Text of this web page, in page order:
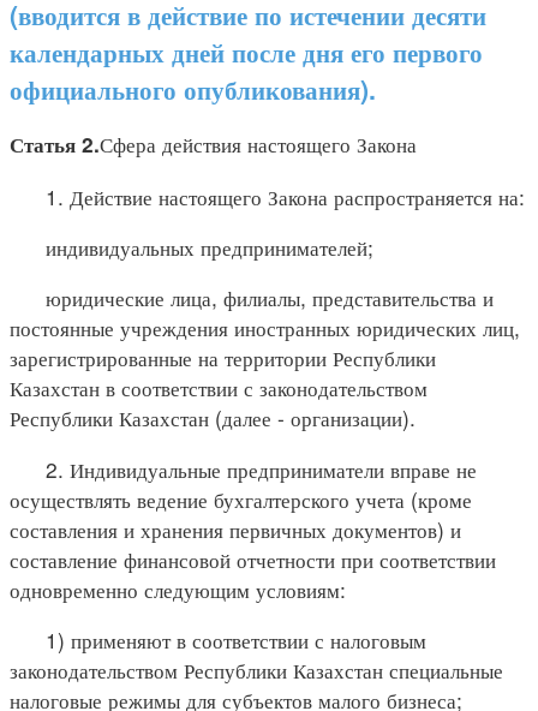
(вводится в действие по истечении десяти
календарных дней после дня его первого
официального опубликования).
Статья 2.Сфера действия настоящего Закона
1. Действие настоящего Закона распространяется на:
индивидуальных предпринимателей;
юридические лица, филиалы, представительства и
постоянные учреждения иностранных юридических лиц,
зарегистрированные на территории Республики
Казахстан в соответствии с законодательством
Республики Казахстан (далее - организации).
2. Индивидуальные предприниматели вправе не
осуществлять ведение бухгалтерского учета (кроме
составления и хранения первичных документов) и
составление финансовой отчетности при соответствии
одновременно следующим условиям:
1) применяют в соответствии с налоговым
законодательством Республики Казахстан специальные
налоговые режимы для субъектов малого бизнеса;